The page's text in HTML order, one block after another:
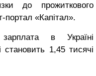
до прожиткового
портал «Капітал».
в Україні
1,45 тисячі